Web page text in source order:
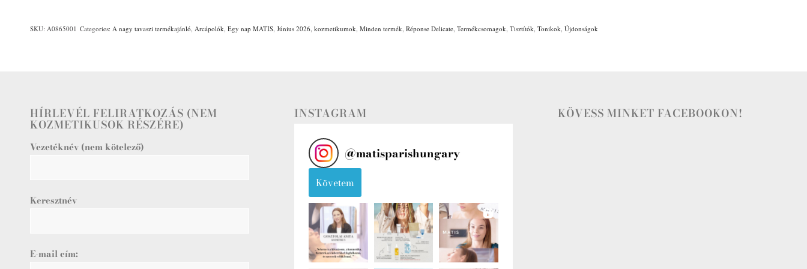
SKU: A0865001 Categories: A nagy tavaszi termékajánló, Arcápolók, Egy nap MATIS, Június 2026, kozmetikumok, Minden termék, Réponse Delicate, Termékcsomagok, Tisztítók, Tonikok, Újdonságok
HÍRLEVÉL FELIRATKOZÁS (NEM
KOZMETIKUSOK RÉSZÉRE)
Vezetéknév (nem kötelező)
Keresztnév
E-mail cím:
INSTAGRAM
@matisparishungary
Követem
KÖVESS MINKET FACEBOOKON!